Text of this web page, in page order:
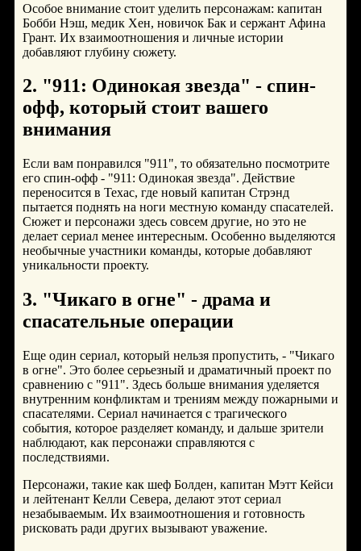
Особое внимание стоит уделить персонажам: капитан
Бобби Нэш, медик Хен, новичок Бак и сержант Афина
Грант. Их взаимоотношения и личные истории
добавляют глубину сюжету.
2. "911: Одинокая звезда" - спин-
офф, который стоит вашего
внимания
Если вам понравился "911", то обязательно посмотрите
его спин-офф - "911: Одинокая звезда". Действие
переносится в Техас, где новый капитан Стрэнд
пытается поднять на ноги местную команду спасателей.
Сюжет и персонажи здесь совсем другие, но это не
делает сериал менее интересным. Особенно выделяются
необычные участники команды, которые добавляют
уникальности проекту.
3. "Чикаго в огне" - драма и
спасательные операции
Еще один сериал, который нельзя пропустить, - "Чикаго
в огне". Это более серьезный и драматичный проект по
сравнению с "911". Здесь больше внимания уделяется
внутренним конфликтам и трениям между пожарными и
спасателями. Сериал начинается с трагического
события, которое разделяет команду, и дальше зрители
наблюдают, как персонажи справляются с
последствиями.
Персонажи, такие как шеф Болден, капитан Мэтт Кейси
и лейтенант Келли Севера, делают этот сериал
незабываемым. Их взаимоотношения и готовность
рисковать ради других вызывают уважение.